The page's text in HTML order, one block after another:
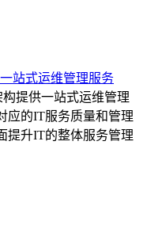
站式运维管理服务
提供一站式运维管理
应的IT服务质量和管理
提升IT的整体服务管理